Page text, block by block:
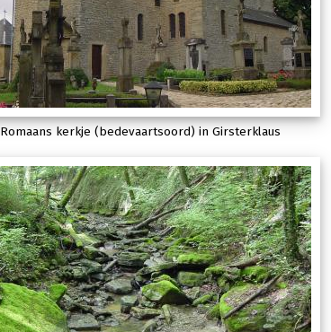
Romaans kerkje (bedevaartsoord) in Girsterklaus